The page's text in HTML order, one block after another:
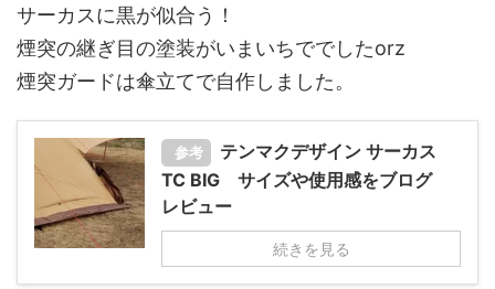
サーカスに黒が似合う！
煙突の継ぎ目の塗装がいまいちででしたorz
煙突ガードは傘立てで自作しました。
参考
テンマクデザイン サーカス
TC BIG サイズや使用感をブログ
レビュー
続きを見る